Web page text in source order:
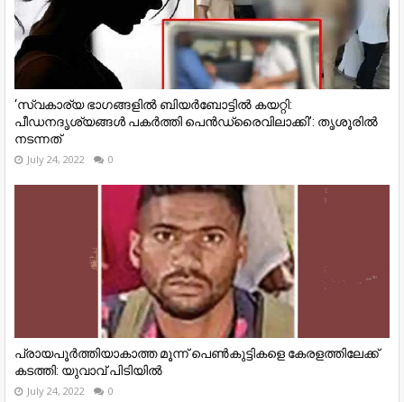
‘സ്വകാര്യ ഭാഗങ്ങളിൽ ബിയർബോട്ടിൽ കയറ്റി:
പീഡനദൃശ്യങ്ങൾ പകർത്തി പെൻഡ്രൈവിലാക്കി’: തൃശൂരിൽ
നടന്നത്
July 24, 2022 0
പ്രായപൂർത്തിയാകാത്ത മൂന്ന് പെൺകുട്ടികളെ കേരളത്തിലേക്ക്
കടത്തി: യുവാവ് പിടിയിൽ
July 24, 2022 0